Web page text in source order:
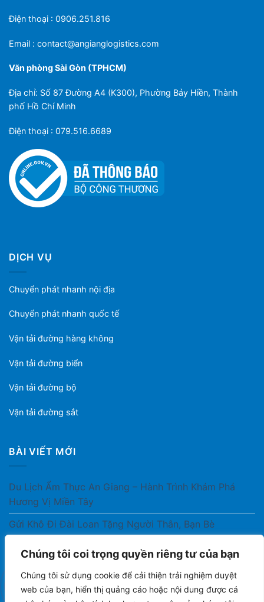
Chúng tôi coi trọng quyền riêng tư của bạn
Chúng tôi sử dụng cookie để cải thiện trải nghiệm duyệt
web của bạn, hiển thị quảng cáo hoặc nội dung được cá
Điện thoại : 0906.251.816
Email : contact@angianglogistics.com
Văn phòng Sài Gòn (TPHCM)
Địa chỉ: Số 87 Đường A4 (K300), Phường Bảy Hiền, Thành
phố Hồ Chí Minh
Điện thoại : 079.516.6689
DỊCH VỤ
Chuyển phát nhanh nội địa
Chuyển phát nhanh quốc tế
Vận tải đường hàng không
Vận tải đường biển
Vận tải đường bộ
Vận tải đường sắt
BÀI VIẾT MỚI
Du Lịch Ẩm Thực An Giang – Hành Trình Khám Phá
Hương Vị Miền Tây
Gửi Khô Đi Đài Loan Tặng Người Thân, Bạn Bè
Gửi Thuốc Cho Người Thân Ở Nước Ngoài Có Được
Không?
Gửi Công Văn, Tài Liệu Hỏa Tốc Từ Nam Ra Bắc